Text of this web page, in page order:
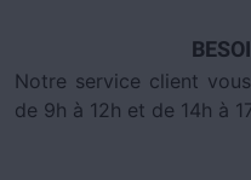
Notre service client
de 9h à 12h et de 14h à